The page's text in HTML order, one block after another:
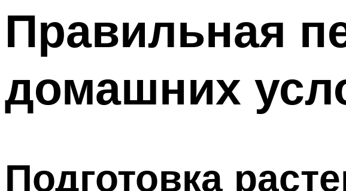
Правильная
домашних
Подготовка